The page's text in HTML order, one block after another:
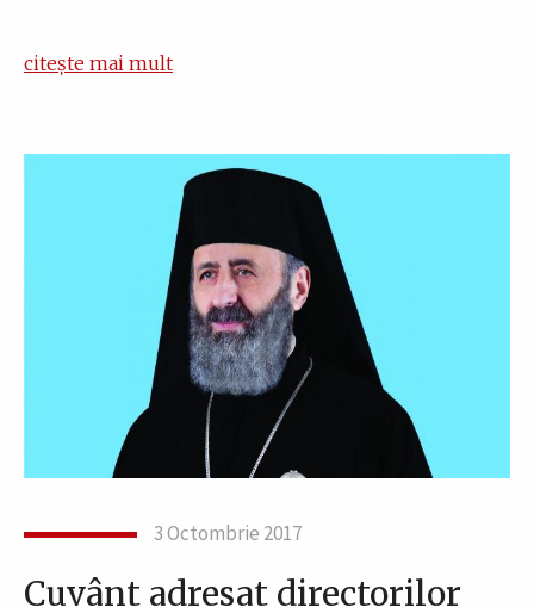
citește mai mult
3 Octombrie 2017
Cuvânt adresat directorilor